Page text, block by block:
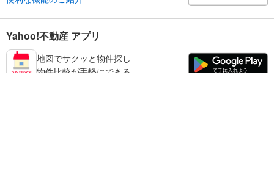
Yahoo!不動産 アプリ
地図でサクッと物件探し
物件比較が手軽にできる